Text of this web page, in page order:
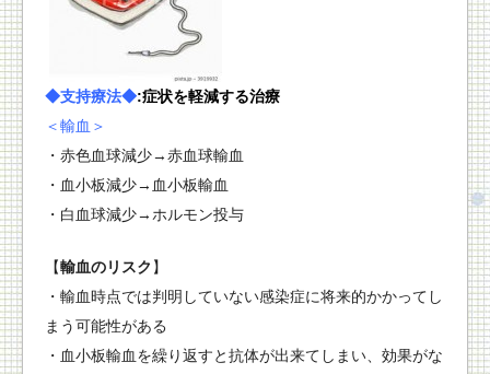
◆支持療法◆:症状を軽減する治療
＜輸血＞
・赤色血球減少→赤血球輸血
・血小板減少→血小板輸血
・白血球減少→ホルモン投与
【輸血のリスク 】
・輸血時点では判明していない感染症に将来的かかってし
まう可能性がある
・血小板輸血を繰り返すと抗体が出来てしまい、効果がな